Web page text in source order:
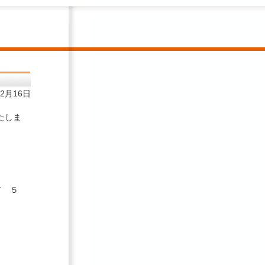
月16日
しま
５